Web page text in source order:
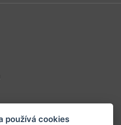
používá cookies